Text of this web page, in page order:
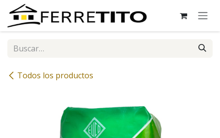
Ir al contenido
Todos los productos